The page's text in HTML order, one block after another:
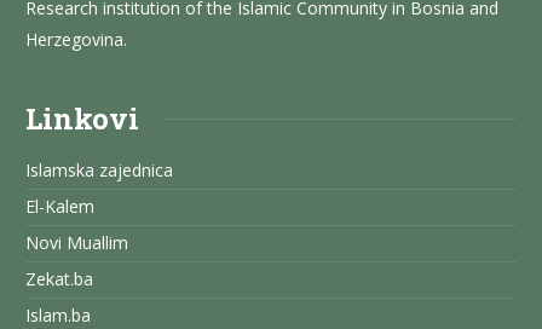
Research institution of the Islamic Community in Bosnia and
Herzegovina.
Linkovi
Islamska zajednica
El-Kalem
Novi Muallim
Zekat.ba
Islam.ba